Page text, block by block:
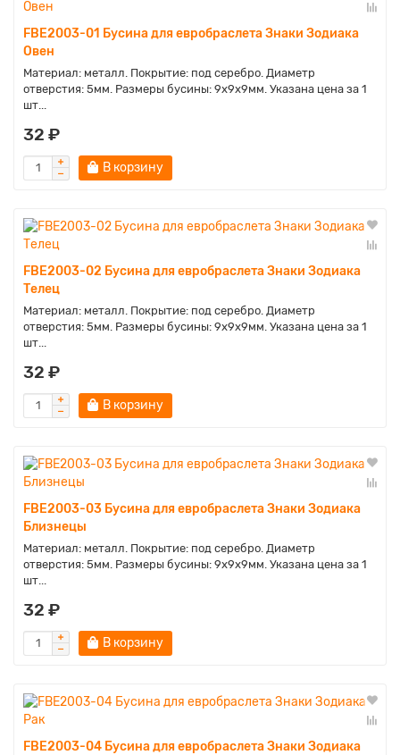
FBE2003-01 Бусина для евробраслета Знаки Зодиака
Овен
Материал: металл. Покрытие: под серебро. Диаметр
отверстия: 5мм. Размеры бусины: 9х9х9мм. Указана цена за 1
шт...
32 ₽
В корзину
FBE2003-02 Бусина для евробраслета Знаки Зодиака
Телец
Материал: металл. Покрытие: под серебро. Диаметр
отверстия: 5мм. Размеры бусины: 9х9х9мм. Указана цена за 1
шт...
32 ₽
В корзину
FBE2003-03 Бусина для евробраслета Знаки Зодиака
Близнецы
Материал: металл. Покрытие: под серебро. Диаметр
отверстия: 5мм. Размеры бусины: 9х9х9мм. Указана цена за 1
шт...
32 ₽
В корзину
FBE2003-04 Бусина для евробраслета Знаки Зодиака